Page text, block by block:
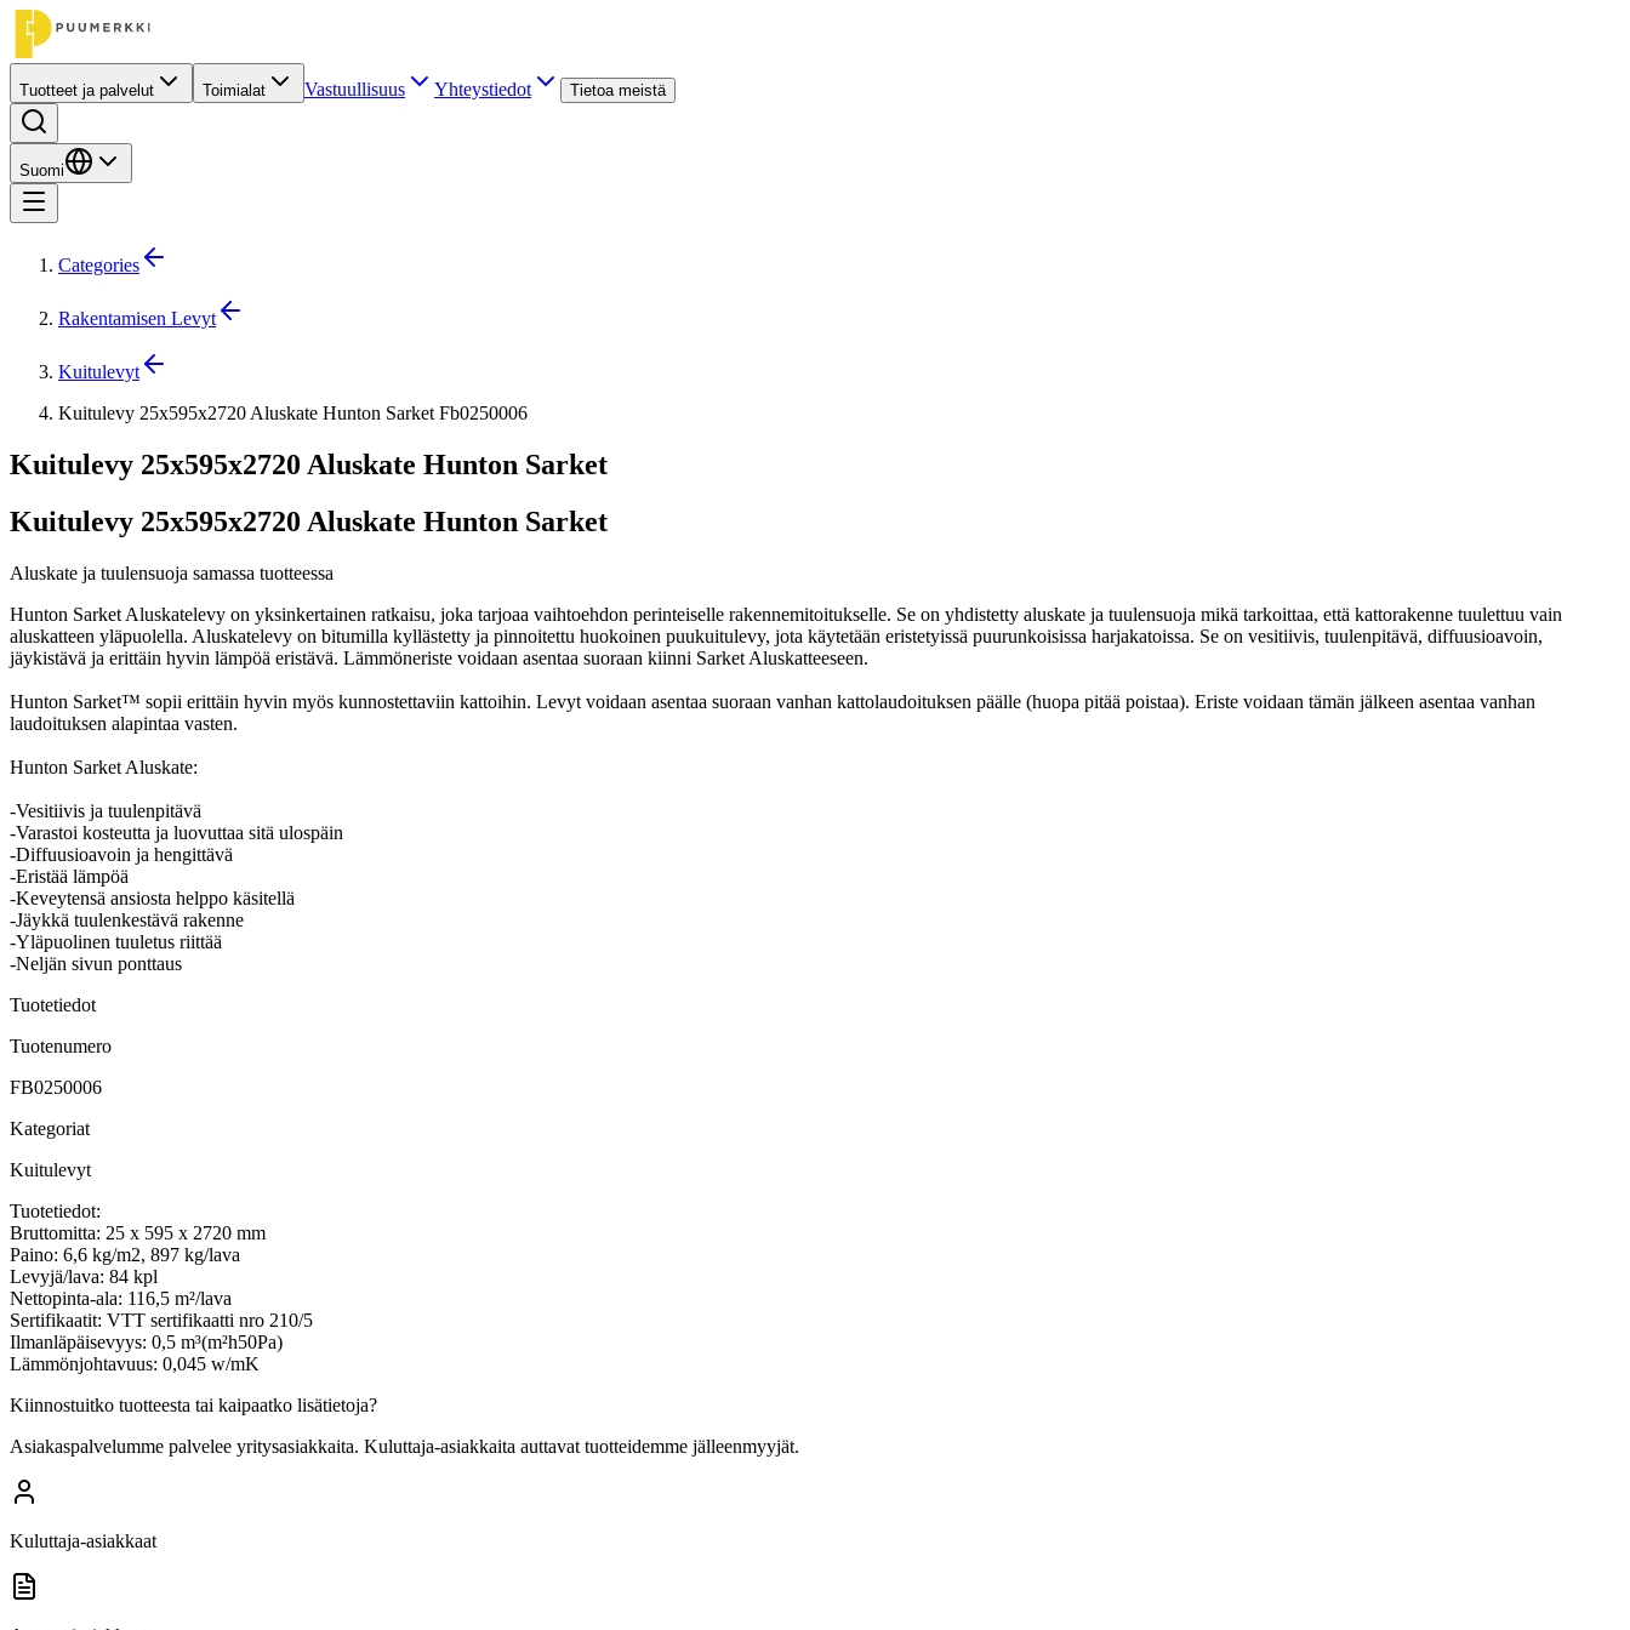
Tuotteet ja palvelut Toimialat Vastuullisuus Yhteystiedot Tietoa meistä
Suomi
Categories
Rakentamisen Levyt
Kuitulevyt
Kuitulevy 25x595x2720 Aluskate Hunton Sarket Fb0250006
Kuitulevy 25x595x2720 Aluskate Hunton Sarket
Kuitulevy 25x595x2720 Aluskate Hunton Sarket
Aluskate ja tuulensuoja samassa tuotteessa
Hunton Sarket Aluskatelevy on yksinkertainen ratkaisu, joka tarjoaa vaihtoehdon perinteiselle rakennemitoitukselle. Se on yhdistetty aluskate ja tuulensuoja mikä tarkoittaa, että kattorakenne tuulettuu vain
aluskatteen yläpuolella. Aluskatelevy on bitumilla kyllästetty ja pinnoitettu huokoinen puukuitulevy, jota käytetään eristetyissä puurunkoisissa harjakatoissa. Se on vesitiivis, tuulenpitävä, diffuusioavoin,
jäykistävä ja erittäin hyvin lämpöä eristävä. Lämmöneriste voidaan asentaa suoraan kiinni Sarket Aluskatteeseen.
Hunton Sarket™ sopii erittäin hyvin myös kunnostettaviin kattoihin. Levyt voidaan asentaa suoraan vanhan kattolaudoituksen päälle (huopa pitää poistaa). Eriste voidaan tämän jälkeen asentaa vanhan
laudoituksen alapintaa vasten.
Hunton Sarket Aluskate:
-Vesitiivis ja tuulenpitävä
-Varastoi kosteutta ja luovuttaa sitä ulospäin
-Diffuusioavoin ja hengittävä
-Eristää lämpöä
-Keveytensä ansiosta helppo käsitellä
-Jäykkä tuulenkestävä rakenne
-Yläpuolinen tuuletus riittää
-Neljän sivun ponttaus
Tuotetiedot
Tuotenumero
FB0250006
Kategoriat
Kuitulevyt
Tuotetiedot:
Bruttomitta: 25 x 595 x 2720 mm
Paino: 6,6 kg/m2, 897 kg/lava
Levyjä/lava: 84 kpl
Nettopinta-ala: 116,5 m²/lava
Sertifikaatit: VTT sertifikaatti nro 210/5
Ilmanläpäisevyys: 0,5 m³(m²h50Pa)
Lämmönjohtavuus: 0,045 w/mK
Kiinnostuitko tuotteesta tai kaipaatko lisätietoja?
Asiakaspalvelumme palvelee yritysasiakkaita. Kuluttaja-asiakkaita auttavat tuotteidemme jälleenmyyjät.
Kuluttaja-asiakkaat